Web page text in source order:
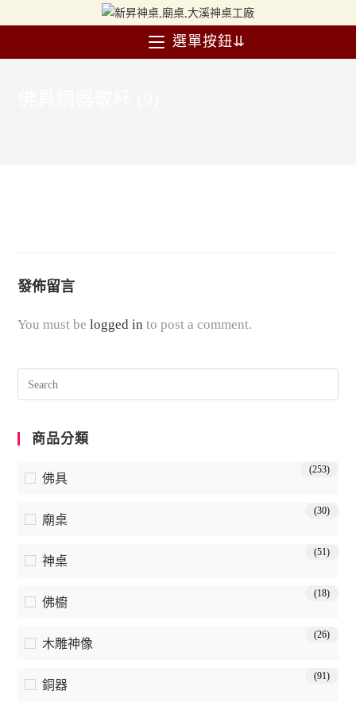
選單按鈕⇊
發佈留言
You must belogged in to post a comment.
商品分類
佛具
(253)
廟桌
(30)
神桌
(51)
佛櫥
(18)
木雕神像
(26)
銅器
(91)